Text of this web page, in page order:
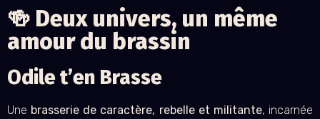
🍻 Deux univers, un même
amour du brassin
Odile t’en Brasse
Une brasserie de caractère, rebelle et militante, incarnée